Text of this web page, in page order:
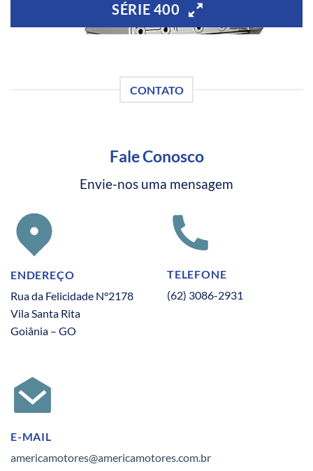
SÉRIE 400
CONTATO
Fale Conosco
Envie-nos uma mensagem
ENDEREÇO
Rua da Felicidade N°2178
Vila Santa Rita
Goiânia – GO
TELEFONE
(62) 3086-2931
E-MAIL
americamotores@americamotores.com.br